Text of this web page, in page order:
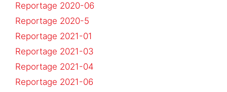
Reportage 2020-06
Reportage 2020-5
Reportage 2021-01
Reportage 2021-03
Reportage 2021-04
Reportage 2021-06